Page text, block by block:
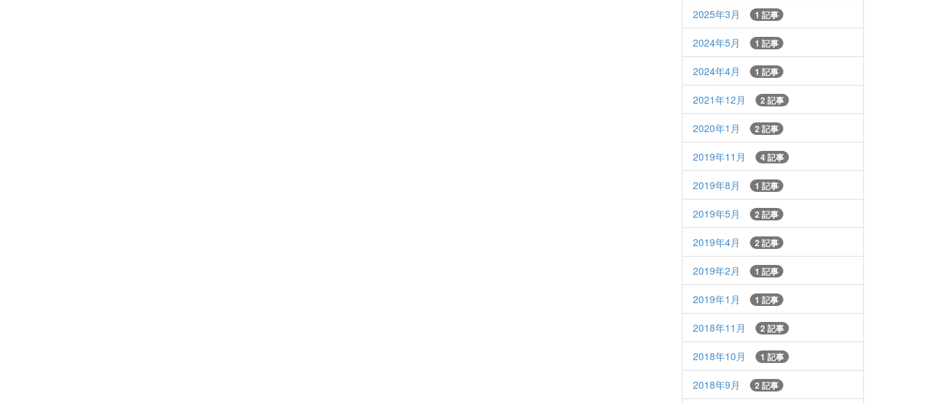
2025年3月 1 記事
2024年5月 1 記事
2024年4月 1 記事
2021年12月 2 記事
2020年1月 2 記事
2019年11月 4 記事
2019年8月 1 記事
2019年5月 2 記事
2019年4月 2 記事
2019年2月 1 記事
2019年1月 1 記事
2018年11月 2 記事
2018年10月 1 記事
2018年9月 2 記事